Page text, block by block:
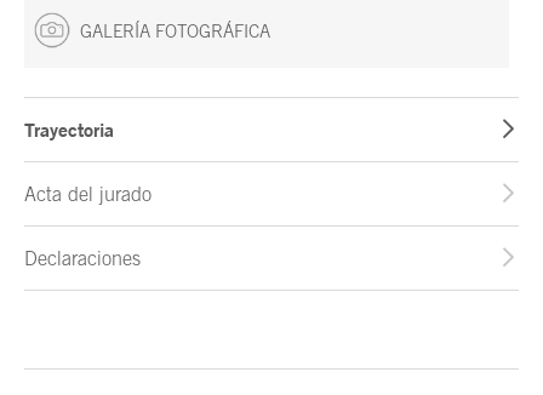
GALERÍA FOTOGRÁFICA
Trayectoria
Acta del jurado
Declaraciones